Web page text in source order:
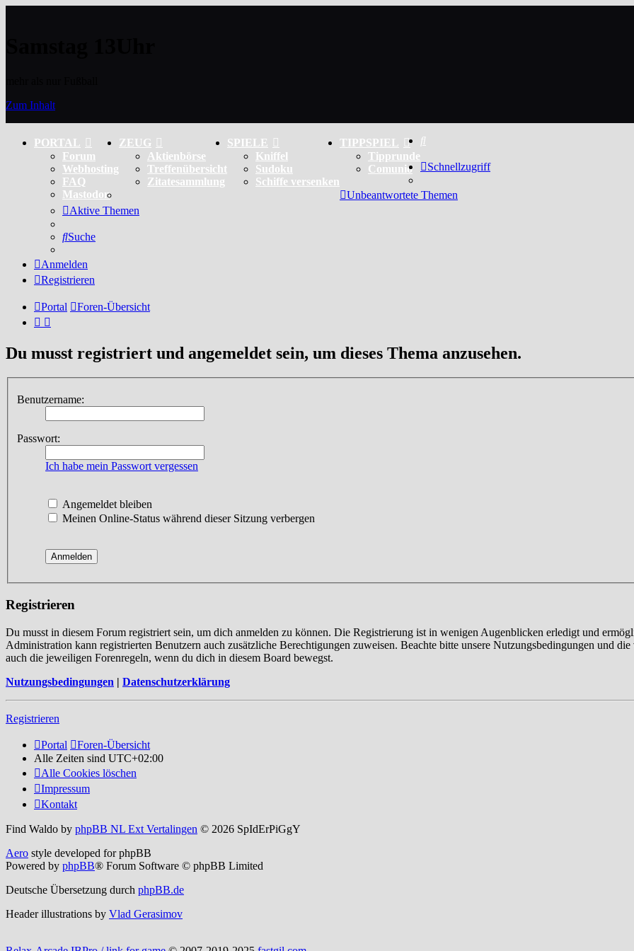
Zum Inhalt
PORTAL
Forum
Webhosting
FAQ
Mastodon
ZEUG
Aktienbörse
Treffenübersicht
Zitatesammlung
SPIELE
Kniffel
Sudoku
Schiffe versenken
TIPPSPIEL
Tipprunde
Comunio
Schnellzugriff
Unbeantwortete Themen
Aktive Themen
Suche
Anmelden
Registrieren
Portal Foren-Übersicht
Du musst registriert und angemeldet sein, um dieses Thema anzusehen.
Benutzername:
Passwort:
Ich habe mein Passwort vergessen
Angemeldet bleiben
Meinen Online-Status während dieser Sitzung verbergen
Registrieren
Du musst in diesem Forum registriert sein, um dich anmelden zu können. Die Registrierung ist in wenigen Augenblicken erledigt und
Administration kann registrierten Benutzern auch zusätzliche Berechtigungen zuweisen. Beachte bitte unsere Nutzungsbedingungen und
auch die jeweiligen Forenregeln, wenn du dich in diesem Board bewegst.
Nutzungsbedingungen | Datenschutzerklärung
Registrieren
Portal
Foren-Übersicht
Alle Zeiten sind UTC+02:00
Alle Cookies löschen
Impressum
Kontakt
Find Waldo by phpBB NL Ext Vertalingen © 2026 SpIdErPiGgY
Aero style developed for phpBB
Powered by phpBB® Forum Software © phpBB Limited
Deutsche Übersetzung durch phpBB.de
Header illustrations by Vlad Gerasimov